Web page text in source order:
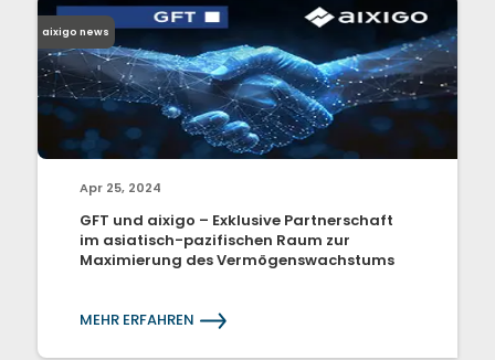
aixigo news
Apr 25, 2024
GFT und aixigo – Exklusive Partnerschaft
im asiatisch-pazifischen Raum zur
Maximierung des Vermögenswachstums
MEHR ERFAHREN